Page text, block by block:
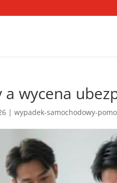
wycena
|wypadek-samochodowy-